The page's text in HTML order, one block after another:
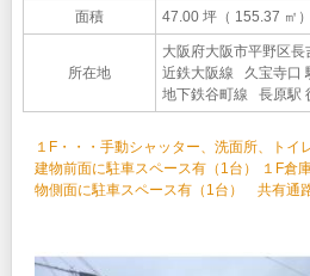
面積 47.00 坪（ 155.37 ㎡）
所在地
大阪府大阪市平野区長
近鉄大阪線 久宝寺口
地下鉄谷町線 長原駅
１F・・・手動シャッター、洗面所、ト
建物前面に駐車スペース有（1台） １F
物側面に駐車スペース有（1台） 共有通